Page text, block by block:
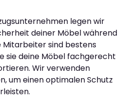
legen wir
deiner Möbel während
Mitarbeiter sind bestens
sie deine Möbel fachgerecht
Wir verwenden
um einen optimalen Schutz